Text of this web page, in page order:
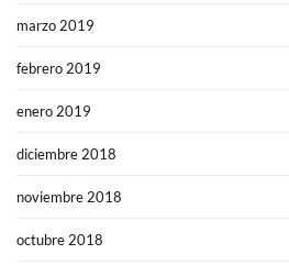
marzo 2019
febrero 2019
enero 2019
diciembre 2018
noviembre 2018
octubre 2018